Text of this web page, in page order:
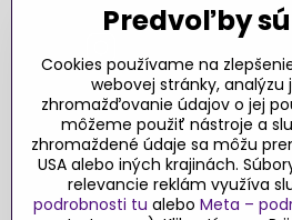
Ďakujeme za podporu
Sme slovenský e-shop​.
vďaka vám – rodičom
v poctivý výber
Predvoľby
Cookies používame na
webovej stránky, analýzu
zhromažďovanie údajov o jej
môžeme použiť nástroje a
zhromaždené údaje sa môžu
USA alebo iných krajinách.
relevancie reklám využíva
podrobnosti tu alebo Meta –